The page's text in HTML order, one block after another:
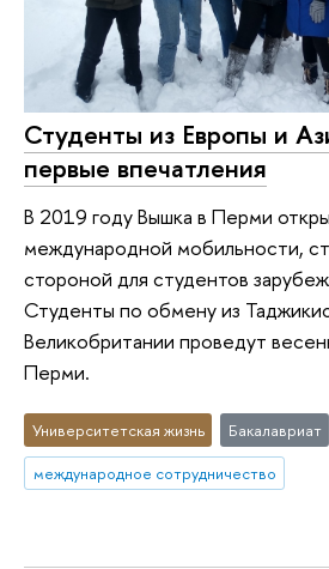
Студенты из Европы и
первые впечатления
В 2019 году Вышка в Перми
международной мобильности,
стороной для студентов
Студенты по обмену из
Великобритании проведут
Перми.
Университетская жизнь Бакалавриат
международное сотрудничество